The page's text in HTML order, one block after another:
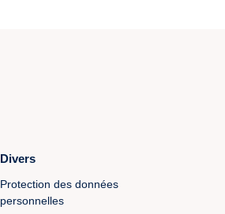
Divers
Protection des données
personnelles